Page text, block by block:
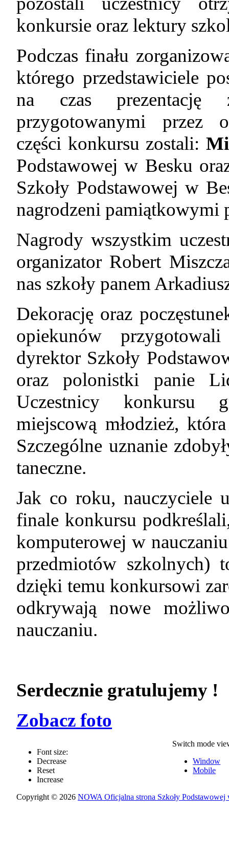
konkursie oraz lektury
Podczas finału
którego przedstawiciele
na czas prezentację
przygotowanymi przez
części konkursu zostali:
Podstawowej w Besku
Szkoły Podstawowej w
nagrodzeni pamiątkowymi
Nagrody wszystkim
organizator Robert
nas szkoły panem
Dekorację oraz
opiekunów
dyrektor Szkoły
oraz polonistki panie
Uczestnicy konkursu
miejscową młodzież,
Szczególne uznanie
taneczne.
Jak co roku, nauczyciele
finale konkursu
komputerowej w
przedmiotów szkolnych)
dzięki temu konkursowi
odkrywają nowe
nauczaniu.
Serdecznie gratulujemy !
Zobacz foto
Font size:
Decrease
Reset
Increase
Switch mode
Window
Mobile
Copyright © 2026NOWA Oficjalna strona Szkoły